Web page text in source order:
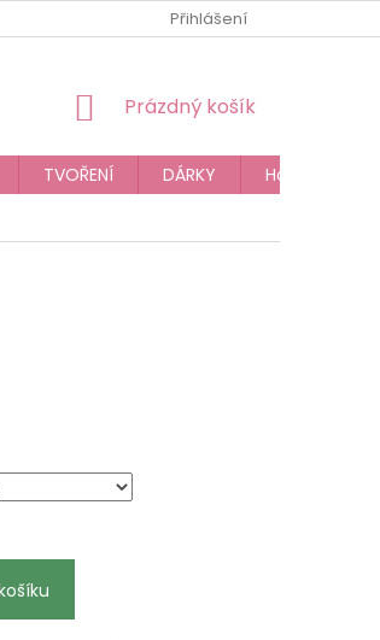
OBCHODNÍ PODMÍNKY
Přihlášení
NÁKUPNÍ
Prázdný košík
TVOŘENÍ DÁRKY
Hodnocení